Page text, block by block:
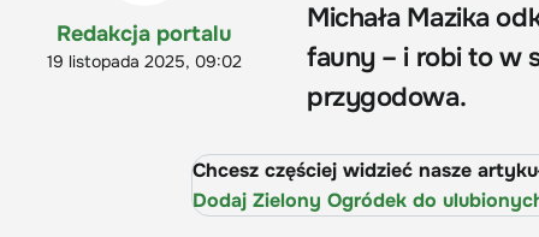
Redakcja portalu
19 listopada 2025, 09:02
Michała Mazika
fauny – i robi to w
przygodowa.
Chcesz częściej widzieć nasze
Dodaj Zielony Ogródek do